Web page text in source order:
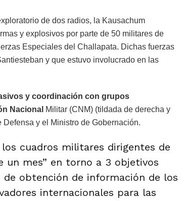
de dos radios, la Kausachum
y explosivos por parte de 50 militares de
Especiales del Challapata. Dichas fuerzas
y que estuvo involucrado en las
y coordinación con grupos
Nacional Militar (CNM) (tildada de derecha y
y el Ministro de Gobernación.
cuadros militares dirigentes de
un mes” en torno a 3 objetivos
obtención de información de los
internacionales para las